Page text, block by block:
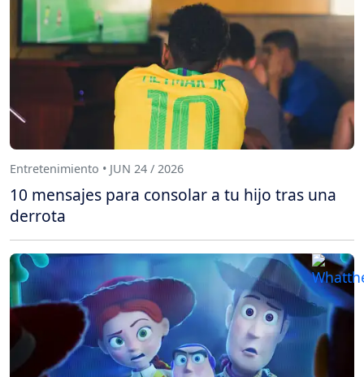
Entretenimiento • JUN 24 / 2026
10 mensajes para consolar a tu hijo tras una
derrota